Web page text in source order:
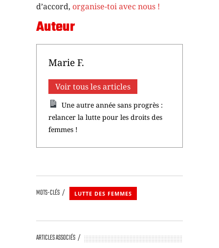
d’accord, organise-toi avec nous !
Auteur
Marie F.
Voir tous les articles
Une autre année sans progrès :
relancer la lutte pour les droits des
femmes !
MOTS-CLÉS LUTTE DES FEMMES
ARTICLES ASSOCIÉS